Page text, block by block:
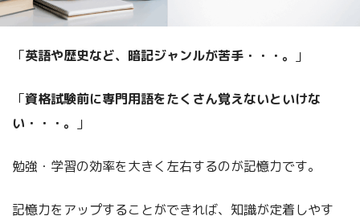
「英語や歴史など、暗記ジャンルが苦手・・・。 」
「資格試験前に専門用語をたくさん覚えないといけな
い・・・。
」
勉強・学習の効率を大きく左右するのが記憶力です。
記憶力をアップすることができれば、知識が定着しやす